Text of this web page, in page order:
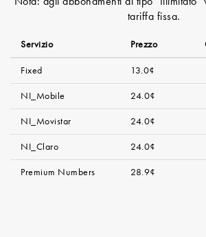
tariffa fissa.
Servizio Prezzo
Fixed 13.0¢
NI_Mobile 24.0¢
NI_Movistar 24.0¢
NI_Claro 24.0¢
Premium Numbers 28.9¢